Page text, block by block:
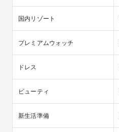
国内リゾート
プレミアムウォッチ
ドレス
ビューティ
新生活準備